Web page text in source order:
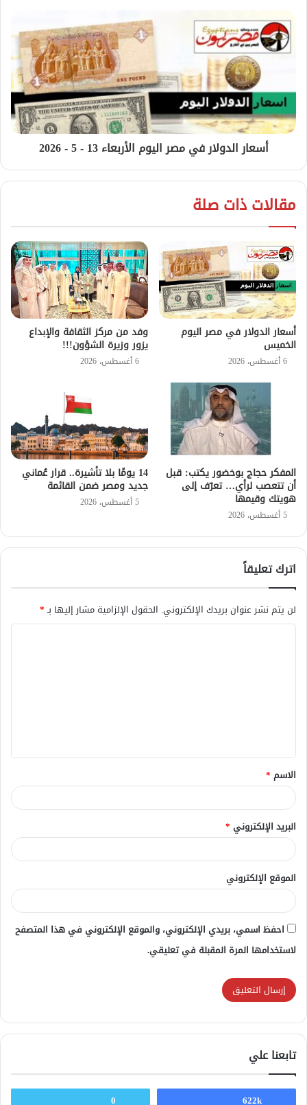
أسعار الدولار في مصر اليوم الأربعاء 13 - 5 - 2026
مقالات ذات صلة
أسعار الدولار في مصر اليوم
الخميس
6 أغسطس، 2026
وفد من مركز الثقافة والإبداع
يزور وزيرة الشؤون!!!
6 أغسطس، 2026
المفكر حجاج بوخضور يكتب: قبل
أن تتعصب لرأي… تعرّف إلى
هويتك وقيمها
5 أغسطس، 2026
14 يومًا بلا تأشيرة.. قرار عُماني
جديد ومصر ضمن القائمة
5 أغسطس، 2026
اترك تعليقاً
لن يتم نشر عنوان بريدك الإلكتروني. الحقول الإلزامية مشار إليها بـ*
ق
*
الاسم *
البريد الإلكتروني *
الموقع الإلكتروني
احفظ اسمي، بريدي الإلكتروني، والموقع الإلكتروني في هذا المتصفح
لاستخدامها المرة المقبلة في تعليقي.
تابعنا علي
622k
0